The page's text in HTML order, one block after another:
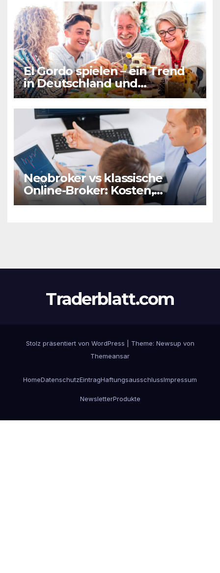
El Gordo spielen – ein Trend
in Deutschland und
Frankreich gleichermaßen
Neobroker vs klassische
Online-Broker: Kosten,
Leistungen & Vorzüge
Traderblatt.com
Stolz präsentiert von WordPress Theme: Newsup von
Themeansar
HomeDatenschutzEintragHaftungsausschlussImpressum
NewsletterProdukte